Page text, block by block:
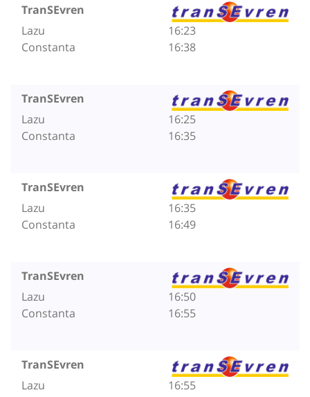
TranSEvren
Lazu
Constanta
16:23
16:38
TranSEvren
Lazu
Constanta
16:25
16:35
TranSEvren
Lazu
Constanta
16:35
16:49
TranSEvren
Lazu
Constanta
16:50
16:55
TranSEvren
Lazu
16:55